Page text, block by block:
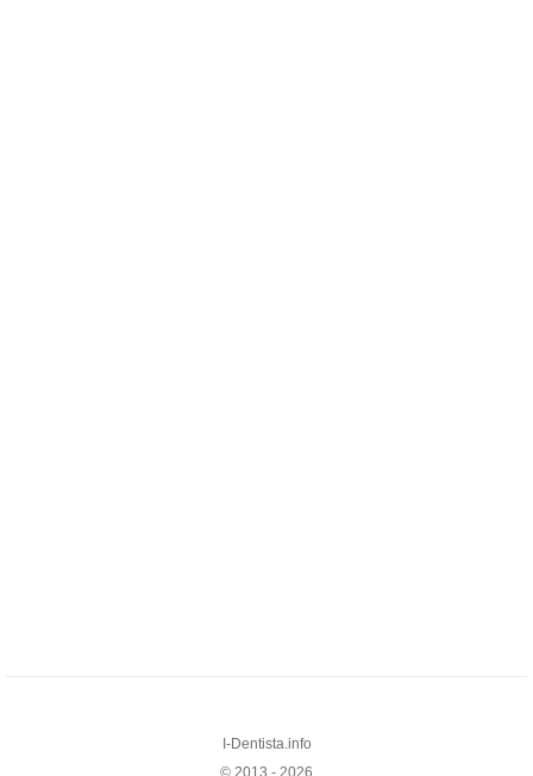
I-Dentista.info
© 2013 - 2026